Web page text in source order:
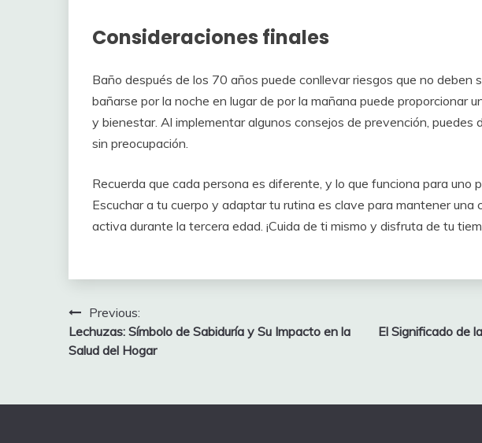
Consideraciones finales
Baño después de los 70 años puede conllevar riesgos que no deben
bañarse por la noche en lugar de por la mañana puede proporcionar
y bienestar. Al implementar algunos consejos de prevención, puedes
sin preocupación.
Recuerda que cada persona es diferente, y lo que funciona para uno
Escuchar a tu cuerpo y adaptar tu rutina es clave para mantener una
activa durante la tercera edad. ¡Cuida de ti mismo y disfruta de tu
Post
navigation
Previous:
Lechuzas: Símbolo de Sabiduría y Su Impacto en la
Salud del Hogar
El Significado de